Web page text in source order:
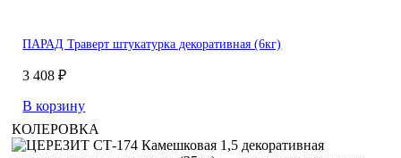
ПАРАД Траверт штукатурка декоративная (6кг)
3 408 ₽
В корзину
КОЛЕРОВКА